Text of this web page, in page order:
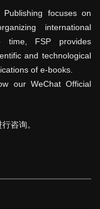
focuses on
international
time, FSP provides
and technological
of e-books.
our WeChat Official
咨询。